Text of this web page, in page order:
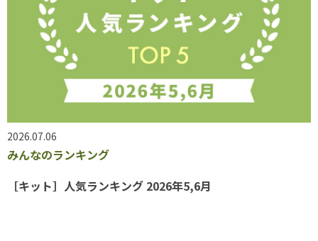
2026.07.06
みんなのランキング
［キット］人気ランキング 2026年5,6月